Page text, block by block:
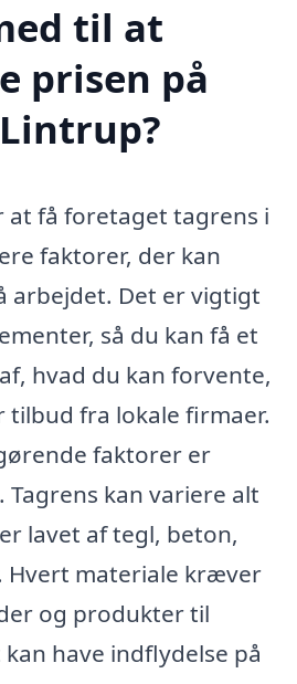
til at
prisen på
at få foretaget tagrens i
faktorer, der kan
arbejdet. Det er vigtigt
så du kan få et
hvad du kan forvente,
fra lokale firmaer.
faktorer er
kan variere alt
lavet af tegl, beton,
Hvert materiale kræver
og produkter til
have indflydelse på